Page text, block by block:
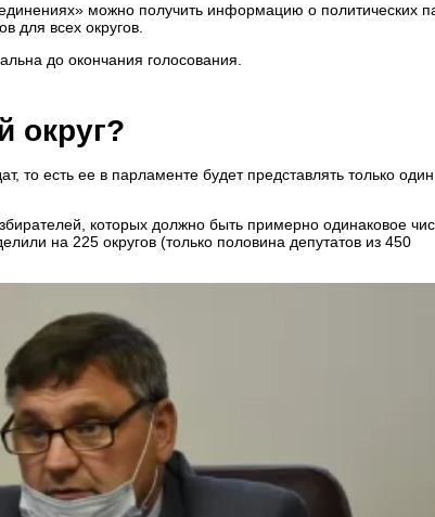
можно получить информацию о политических
для всех округов.
до окончания голосования.
округ?
то есть ее в парламенте будет представлять только один
которых должно быть примерно одинаковое
на 225 округов (только половина депутатов из 450